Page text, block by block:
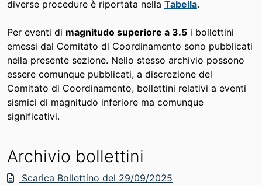
diverse procedure è riportata nella Tabella.
Per eventi di magnitudo superiore a 3.5 i bollettini
emessi dal Comitato di Coordinamento sono pubblicati
nella presente sezione. Nello stesso archivio possono
essere comunque pubblicati, a discrezione del
Comitato di Coordinamento, bollettini relativi a eventi
sismici di magnitudo inferiore ma comunque
significativi.
Archivio bollettini
Scarica Bollettino del 29/09/2025